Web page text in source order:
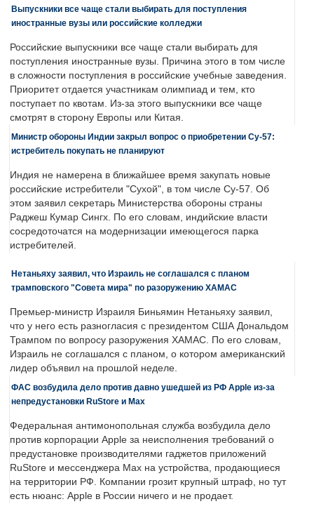
Выпускники все чаще стали выбирать для поступления
иностранные вузы или российские колледжи
Российские выпускники все чаще стали выбирать для
поступления иностранные вузы. Причина этого в том числе
в сложности поступления в российские учебные заведения.
Приоритет отдается участникам олимпиад и тем, кто
поступает по квотам. Из-за этого выпускники все чаще
смотрят в сторону Европы или Китая.
Министр обороны Индии закрыл вопрос о приобретении Су-57:
истребитель покупать не планируют
Индия не намерена в ближайшее время закупать новые
российские истребители "Сухой", в том числе Су-57. Об
этом заявил секретарь Министерства обороны страны
Раджеш Кумар Сингх. По его словам, индийские власти
сосредоточатся на модернизации имеющегося парка
истребителей.
Нетаньяху заявил, что Израиль не соглашался с планом
трамповского "Совета мира" по разоружению ХАМАС
Премьер-министр Израиля Биньямин Нетаньяху заявил,
что у него есть разногласия с президентом США Дональдом
Трампом по вопросу разоружения ХАМАС. По его словам,
Израиль не соглашался с планом, о котором американский
лидер объявил на прошлой неделе.
ФАС возбудила дело против давно ушедшей из РФ Apple из-за
непредустановки RuStore и Max
Федеральная антимонопольная служба возбудила дело
против корпорации Apple за неисполнения требований о
предустановке производителями гаджетов приложений
RuStore и мессенджера Max на устройства, продающиеся
на территории РФ. Компании грозит крупный штраф, но тут
есть нюанс: Apple в России ничего и не продает.